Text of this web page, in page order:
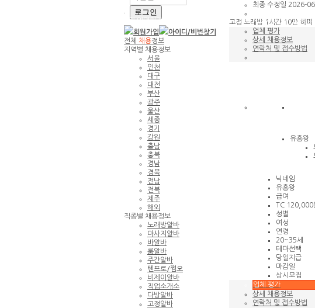
회원가입 아이디/비번찾기
전체 채용정보
지역별 채용정보
서울
인천
대구
대전
부산
광주
울산
세종
경기
강원
충남
충북
경남
경북
전남
전북
제주
해외
직종별 채용정보
노래방알바
마사지알바
바알바
룸알바
주간알바
텐프로/쩜오
비제이알바
직업소개소
다방알바
고정알바
해당 채용공고는 사업자등록증 및 영업허가증이 첨부되지 않아 채용공고를 확실하실 수 없습니
최종 수정일 2026-
고정 노래방 1시간 10만 하퍼
업체 평가
상세 채용정보
연락처 및 접수방법
유흥왕
닉네임
유흥왕
급여
TC 120,000
성별
여성
연령
20~35세
테마선택
당일지급
마감일
상시모집
업체 평가
상세 채용정보
연락처 및 접수방법